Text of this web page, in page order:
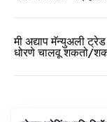
मी अद्याप मॅन्युअली
धोरणे चालवू शकतो/